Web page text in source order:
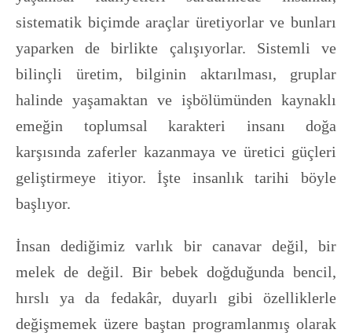
sistematik biçimde araçlar üretiyorlar ve bunları
yaparken de birlikte çalışıyorlar. Sistemli ve
bilinçli üretim, bilginin aktarılması, gruplar
halinde yaşamaktan ve işbölümünden kaynaklı
emeğin toplumsal karakteri insanı doğa
karşısında zaferler kazanmaya ve üretici güçleri
geliştirmeye itiyor. İşte insanlık tarihi böyle
başlıyor.
İnsan dediğimiz varlık bir canavar değil, bir
melek de değil. Bir bebek doğduğunda bencil,
hırslı ya da fedakâr, duyarlı gibi özelliklerle
değişmemek üzere baştan programlanmış olarak